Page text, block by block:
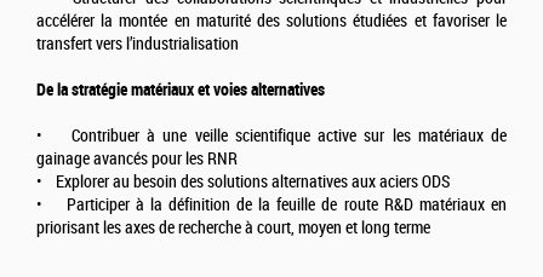
accélérer la montée en maturité des solutions étudiées et favoriser le
transfert vers l’industrialisation
De la stratégie matériaux et voies alternatives
• Contribuer à une veille scientifique active sur les matériaux de
gainage avancés pour les RNR
• Explorer au besoin des solutions alternatives aux aciers ODS
• Participer à la définition de la feuille de route R&D matériaux en
priorisant les axes de recherche à court, moyen et long terme